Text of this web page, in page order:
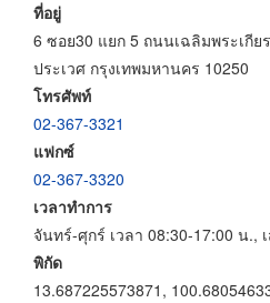
ที่อยู่
6 ซอย30 แยก 5 ถนนเฉลิมพระเกีย
ประเวศ กรุงเทพมหานคร 10250
โทรศัพท์
02-367-3321
แฟกซ์
02-367-3320
เวลาทำการ
จันทร์-ศุกร์ เวลา 08:30-17:00 น.,
พิกัด
13.687225573871,